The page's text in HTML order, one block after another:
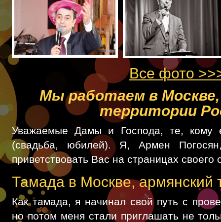
Все фото
Мы работаем в
территории
Уважаемые Дамы и Господа, те, кому
(свадьба, юбилей). Я, Армен
приветствовать Вас на страницах своего
Тамада в Москве, армянский
Как тамада, я начинал свой путь с
но потом меня стали приглашать не